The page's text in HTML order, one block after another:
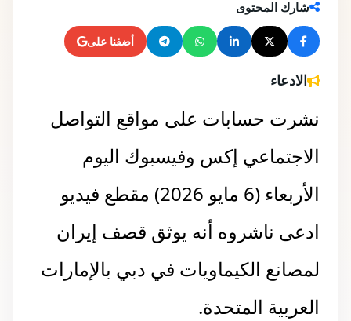
شارك المحتوى
أضفنا على
الادعاء
نشرت حسابات على مواقع التواصل
الاجتماعي إكس وفيسبوك اليوم
الأربعاء (6 مايو 2026)
مقطع فيديو
ادعى ناشروه أنه يوثق قصف إيران
لمصانع الكيماويات في دبي بالإمارات
العربية المتحدة.